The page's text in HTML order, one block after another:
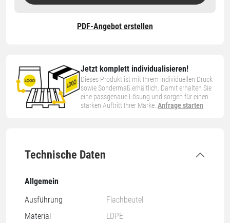
Jetzt komplett individualisieren!
Dieses Produkt ist mit Ihrem individuellen Druck
sowie Sondermaß erhältlich. Damit erhalten Sie
eine passgenaue Lösung und sorgen für einen
starken Auftritt Ihrer Marke.Anfrage starten
Technische Daten
Allgemein
Ausführung
Flachbeutel
Material
LDPE
PDF-Angebot erstellen